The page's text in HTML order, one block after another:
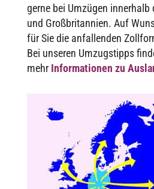
gerne bei Umzü­gen inner­halb
und Groß­bri­tan­nien. Auf
für Sie die anfal­len­den
Bei unse­ren Umzug­s­tipps
mehr Infor­ma­tio­nen zu